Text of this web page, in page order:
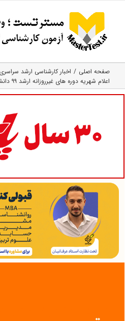
content
صفحه اصلی
اخبار کارشناسی ارشد سراسری
اعلام شهریه دوره های غیرروزانه ارشد ۹۹ دانشگاه تهران